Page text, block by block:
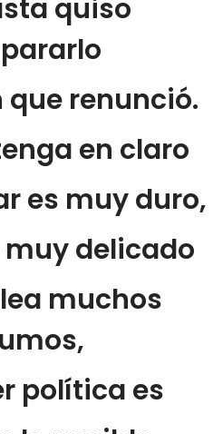
quiso
renunció.
en claro
es muy duro,
muy delicado
muchos
política es